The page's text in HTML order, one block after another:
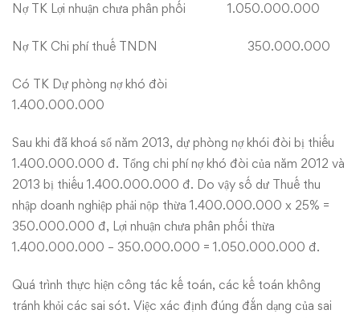
Nợ TK Lợi nhuận chưa phân phối 1.050.000.000
Nợ TK Chi phí thuế TNDN 350.000.000
Có TK Dự phòng nợ khó đòi
1.400.000.000
Sau khi đã khoá sổ năm 2013, dự phòng nợ khói đòi bị thiếu
1.400.000.000 đ. Tổng chi phí nợ khó đòi của năm 2012 và
2013 bị thiếu 1.400.000.000 đ. Do vậy số dư Thuế thu
nhập doanh nghiệp phải nộp thừa 1.400.000.000 x 25% =
350.000.000 đ, Lợi nhuận chưa phân phối thừa
1.400.000.000 – 350.000.000 = 1.050.000.000 đ.
Quá trình thực hiện công tác kế toán, các kế toán không
tránh khỏi các sai sót. Việc xác định đúng đắn dạng của sai